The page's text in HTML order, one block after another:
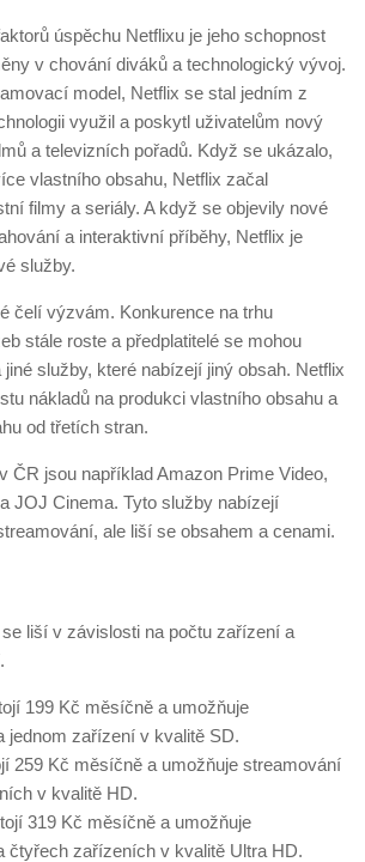
úspěchu Netflixu je jeho schopnost
v chování diváků a technologický vývoj.
model, Netflix se stal jedním z
využil a poskytl uživatelům nový
a televizních pořadů. Když se ukázalo,
vlastního obsahu, Netflix začal
filmy a seriály. A když se objevily nové
a interaktivní příběhy, Netflix je
služby.
čelí výzvám. Konkurence na trhu
stále roste a předplatitelé se mohou
jiné služby, které nabízejí jiný obsah. Netflix
nákladů na produkci vlastního obsahu a
od třetích stran.
ČR jsou například Amazon Prime Video,
JOJ Cinema. Tyto služby nabízejí
ale liší se obsahem a cenami.
liší v závislosti na počtu zařízení a
199 Kč měsíčně a umožňuje
jednom zařízení v kvalitě SD.
259 Kč měsíčně a umožňuje streamování
v kvalitě HD.
319 Kč měsíčně a umožňuje
čtyřech zařízeních v kvalitě Ultra HD.